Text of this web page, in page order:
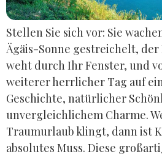
Stellen Sie sich vor: Sie
Ägäis-Sonne gestreichelt,
weht durch Ihr Fenster, und
weiterer herrlicher Tag auf
Geschichte, natürlicher
unvergleichlichem Charme.
Traumurlaub klingt, dann ist
absolutes Muss. Diese